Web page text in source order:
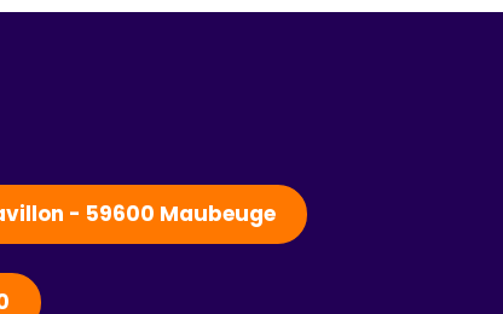
- 59600 Maubeuge